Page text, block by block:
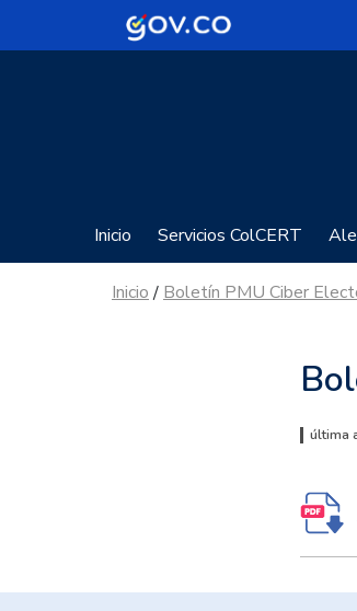
Inicio Servicios ColCERT
Inicio/ Boletín PMU Ciber
última